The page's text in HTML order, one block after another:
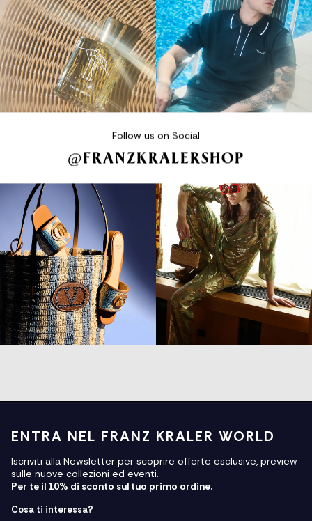
Follow us on Social
@FRANZKRALERSHOP
ENTRA NEL FRANZ KRALER WORLD
Iscriviti alla Newsletter per scoprire offerte esclusive, preview
sulle nuove collezioni ed eventi.
Per te il 10% di sconto sul tuo primo ordine.
Cosa ti interessa?